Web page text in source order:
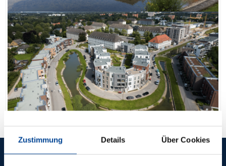
Zustimmung Details Über Cookies